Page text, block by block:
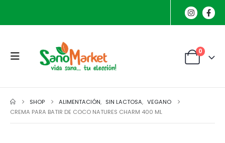
0
SHOP ALIMENTACIÓN, SIN LACTOSA, VEGANO
CREMA PARA BATIR DE COCO NATURES CHARM 400 ML